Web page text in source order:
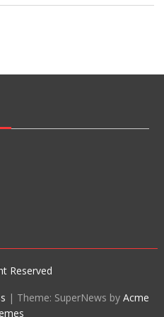
Reserved
| Theme: SuperNews byAcme